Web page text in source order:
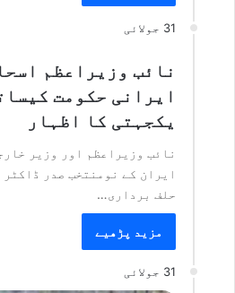
31 جولائی
نائب وزیراعظم
ایرانی حکومت
یکجہتی کا اظہار
نائب وزیراعظم اور وزیر
ایران کے نومنتخب صدر
حلف برداری…
مزید پڑھیے
31 جولائی